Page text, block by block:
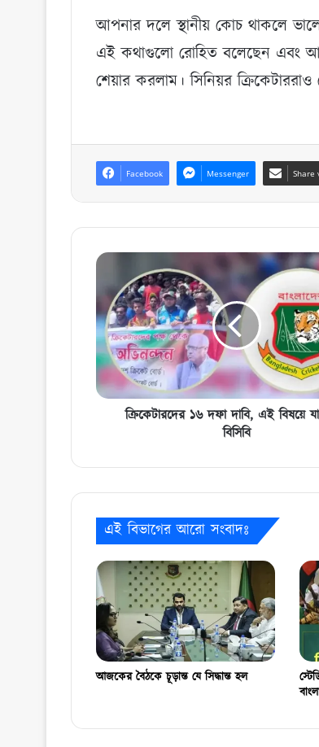
আপনার দলে স্থানীয় কোচ থাকলে
এই কথাগুলো রোহিত বলেছেন এবং
শেয়ার করলাম। সিনিয়র
Facebook Messenger Share
ক্রিকেটারদের
দফা
দাবি,
এই
বিষয়ে
যা
বলছে
বিসিবি
ক্রিকেটারদের ১৬ দফা দাবি, এই বিষয়ে
বিসিবি
এই বিভাগের আরো সংবাদঃ
আজকের বৈঠকে চূড়ান্ত যে সিদ্ধান্ত হল